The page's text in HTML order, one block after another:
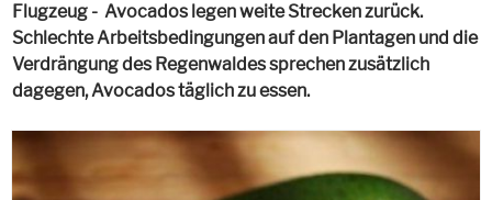
Flugzeug - Avocados legen weite Strecken zurück.
Schlechte Arbeitsbedingungen auf den Plantagen und die
Verdrängung des Regenwaldes sprechen zusätzlich
dagegen, Avocados täglich zu essen.